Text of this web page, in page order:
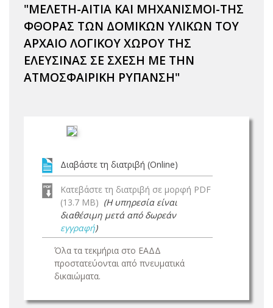
"ΜΕΛΕΤΗ-ΑΙΤΙΑ ΚΑΙ ΜΗΧΑΝΙΣΜΟΙ-ΤΗΣ
ΦΘΟΡΑΣ ΤΩΝ ΔΟΜΙΚΩΝ ΥΛΙΚΩΝ ΤΟΥ
ΑΡΧΑΙΟ ΛΟΓΙΚΟΥ ΧΩΡΟΥ ΤΗΣ
ΕΛΕΥΣΙΝΑΣ ΣΕ ΣΧΕΣΗ ΜΕ ΤΗΝ
ΑΤΜΟΣΦΑΙΡΙΚΗ ΡΥΠΑΝΣΗ"
Διαβάστε τη διατριβή (Online)
Κατεβάστε τη διατριβή σε μορφή PDF
(13.7 MB) (Η υπηρεσία είναι
διαθέσιμη μετά από δωρεάν
εγγραφή)
Όλα τα τεκμήρια στο ΕΑΔΔ
προστατεύονται από πνευματικά
δικαιώματα.